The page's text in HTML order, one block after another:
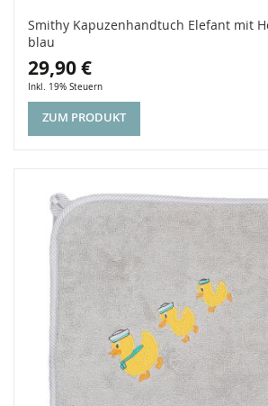
Smithy Kapuzenhandtuch Elefant mit
blau
29,90 €
Inkl. 19% Steuern
ZUM PRODUKT